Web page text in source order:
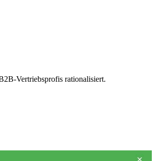
Vertriebsprofis rationalisiert.